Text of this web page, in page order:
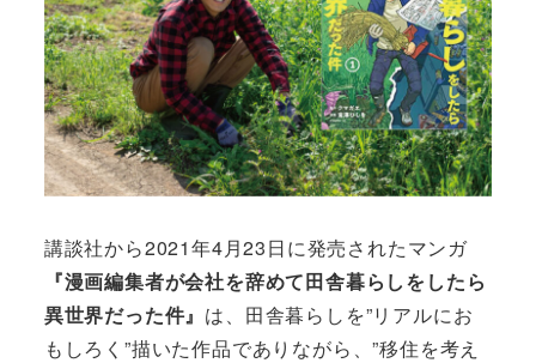
講談社から2021年4月23日に発売されたマンガ
『漫画編集者が会社を辞めて田舎暮らしをしたら
異世界だった件』 は、田舎暮らしを”リアルにお
もしろく”描いた作品でありながら、”移住を考え